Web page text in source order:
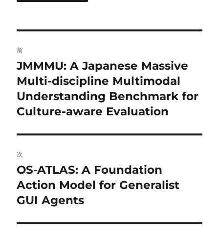
稿
ナ
ビ
シ
ョ
ン
前
前
の
投
稿:
JMMMU: A Japanese Massive
Multi-discipline Multimodal
Understanding Benchmark for
Culture-aware Evaluation
次
次
の
投
OS-ATLAS: A Foundation
Action Model for Generalist
GUI Agents